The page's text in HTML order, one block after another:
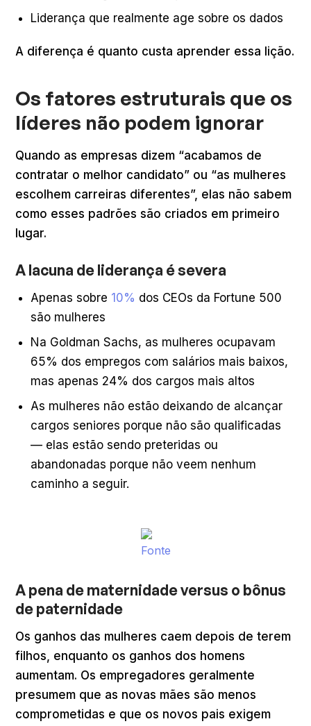
Liderança que realmente age sobre os dados
A diferença é quanto custa aprender essa lição.
Os fatores estruturais que os
líderes não podem ignorar
Quando as empresas dizem “acabamos de
contratar o melhor candidato” ou “as mulheres
escolhem carreiras diferentes”, elas não sabem
como esses padrões são criados em primeiro
lugar.
A lacuna de liderança é severa
Apenas sobre 10% dos CEOs da Fortune 500
são mulheres
Na Goldman Sachs, as mulheres ocupavam
65% dos empregos com salários mais baixos,
mas apenas 24% dos cargos mais altos
As mulheres não estão deixando de alcançar
cargos seniores porque não são qualificadas
— elas estão sendo preteridas ou
abandonadas porque não veem nenhum
caminho a seguir.
Fonte
A pena de maternidade versus o bônus
de paternidade
Os ganhos das mulheres caem depois de terem
filhos, enquanto os ganhos dos homens
aumentam. Os empregadores geralmente
presumem que as novas mães são menos
comprometidas e que os novos pais exigem